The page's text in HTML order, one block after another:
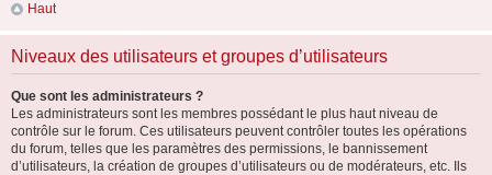
Haut
Niveaux des utilisateurs et groupes d’utilisateurs
Que sont les administrateurs ?
Les administrateurs sont les membres possédant le plus haut niveau de
contrôle sur le forum. Ces utilisateurs peuvent contrôler toutes les opérations
du forum, telles que les paramètres des permissions, le bannissement
d’utilisateurs, la création de groupes d’utilisateurs ou de modérateurs, etc. Ils